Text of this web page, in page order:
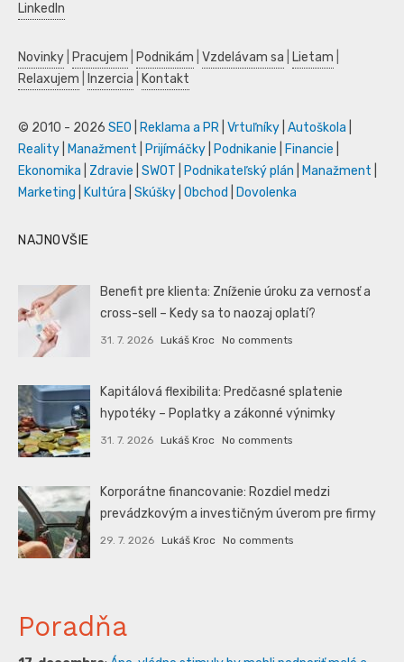
LinkedIn
Novinky Pracujem Podnikám Vzdelávam sa Lietam
Relaxujem
Inzercia Kontakt
© 2010 - 2026 SEO Reklama a PR Vrtuľníky Autoškola
Reality
Manažment Prijímáčky Podnikanie Financie
Ekonomika
Zdravie SWOT Podnikateľský plán Manažment
Marketing
Kultúra Skúšky Obchod Dovolenka
NAJNOVŠIE
Benefit pre klienta: Zníženie úroku za vernosť a
cross-sell – Kedy sa to naozaj oplatí?
31. 7. 2026 Lukáš Kroc No comments
Kapitálová flexibilita: Predčasné splatenie
hypotéky – Poplatky a zákonné výnimky
31. 7. 2026 Lukáš Kroc No comments
Korporátne financovanie: Rozdiel medzi
prevádzkovým a investičným úverom pre firmy
29. 7. 2026 Lukáš Kroc No comments
Poradňa